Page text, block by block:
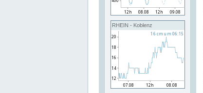
RHEIN - Koblenz